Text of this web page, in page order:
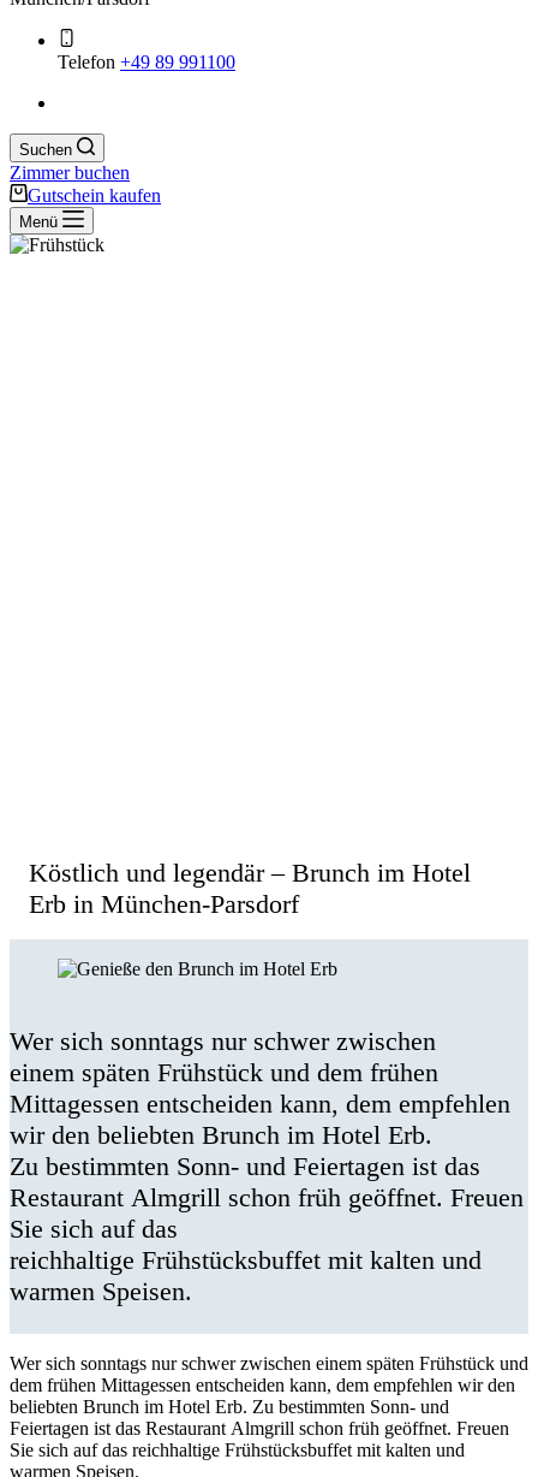
Telefon +49 89 991100
Suchen
Zimmer buchen
Gutschein kaufen
Menü
Köstlich und legendär – Brunch im Hotel
Erb in München-Parsdorf
Wer sich sonntags nur schwer zwischen
einem späten Frühstück und dem frühen
Mittagessen entscheiden kann, dem empfehlen
wir den beliebten Brunch im Hotel Erb.
Zu bestimmten Sonn- und Feiertagen ist das
Restaurant Almgrill schon früh geöffnet. Freuen
Sie sich auf das
reichhaltige Frühstücksbuffet mit kalten und
warmen Speisen.
Wer sich sonntags nur schwer zwischen einem späten Frühstück und
dem frühen Mittagessen entscheiden kann, dem empfehlen wir den
beliebten Brunch im Hotel Erb. Zu bestimmten Sonn- und
Feiertagen ist das Restaurant Almgrill schon früh geöffnet. Freuen
Sie sich auf das reichhaltige Frühstücksbuffet mit kalten und
warmen Speisen.